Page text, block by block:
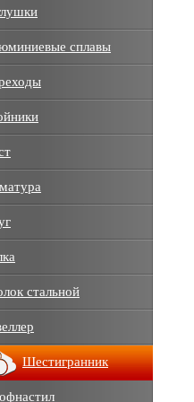
сплавы
стальной
Шестигранник